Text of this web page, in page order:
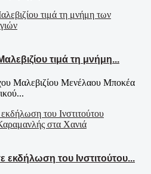
τιμά τη μνήμη...
Μαλεβιζίου Μενέλαου Μποκέα
του Ινστιτούτου...